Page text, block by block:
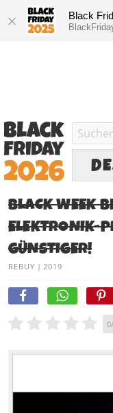
Black
BLACK WEEK
ELEKTRONIK-
GÜNSTIGER!
REBUY | 2019
0/